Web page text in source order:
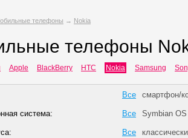
телефоны → Nokia
телефоны
Apple BlackBerry HTC Nokia Samsung
Все смартфон/
система: Все Symbian
Все